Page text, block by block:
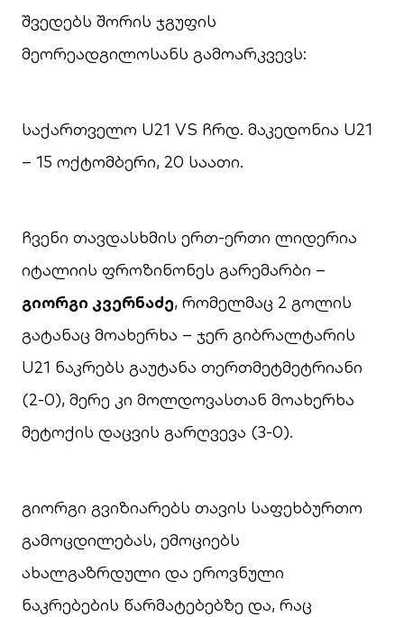
შვედებს შორის ჯგუფის
მეორეადგილოსანს გამოარკვევს:
საქართველო U21 VS ჩრდ. მაკედონია U21
– 15 ოქტომბერი, 20 საათი.
ჩვენი თავდასხმის ერთ-ერთი ლიდერია
იტალიის ფროზინონეს გარემარბი –
გიორგი კვერნაძე, რომელმაც 2 გოლის
გატანაც მოახერხა – ჯერ გიბრალტარის
U21 ნაკრებს გაუტანა თერთმეტმეტრიანი
(2-0), მერე კი მოლდოვასთან მოახერხა
მეტოქის დაცვის გარღვევა (3-0).
გიორგი გვიზიარებს თავის საფეხბურთო
გამოცდილებას, ემოციებს
ახალგაზრდული და ეროვნული
ნაკრებების წარმატებებზე და, რაც